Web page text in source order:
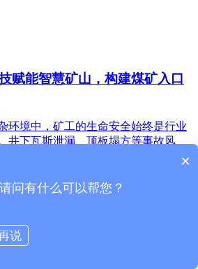
赋能智慧矿山，构建煤矿入口
环境中，矿工的生命安全始终是行业
井下瓦斯泄漏、顶板塌方等事故风
×
问有什么可以帮您？
说